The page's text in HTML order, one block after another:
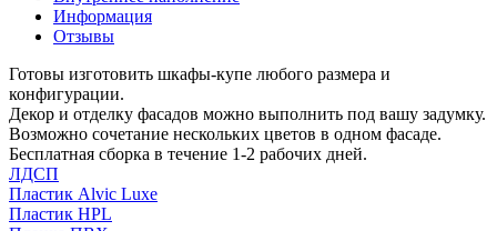
Информация
Отзывы
Готовы изготовить шкафы-купе любого размера и
конфигурации.
Декор и отделку фасадов можно выполнить под вашу задумку.
Возможно сочетание нескольких цветов в одном фасаде.
Бесплатная сборка в течение 1-2 рабочих дней.
ЛДСП
Пластик Alvic Luxe
Пластик HPL